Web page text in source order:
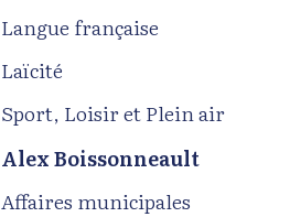
Langue française
Laïcité
Sport, Loisir et Plein air
Alex Boissonneault
Affaires municipales